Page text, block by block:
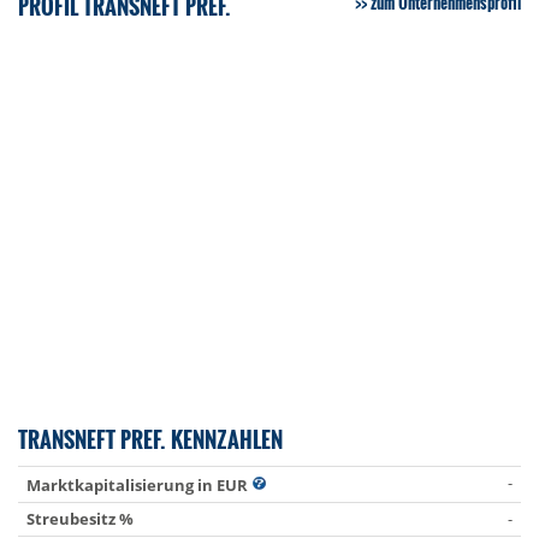
TRANSNEFT PREF. KENNZAHLEN
Marktkapitalisierung in EUR
-
Streubesitz %
-